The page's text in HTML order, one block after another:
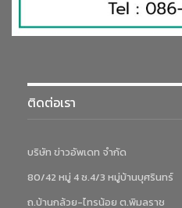
ติดต่อเรา
บริษัท ข่าวอัพเดท จำกัด
80/42 หมู่ 4 ซ.4/3 หมู่บ้านบุศรินทร์
ถ.บ้านกล้วย-ไทรน้อย ต.พิมลราช